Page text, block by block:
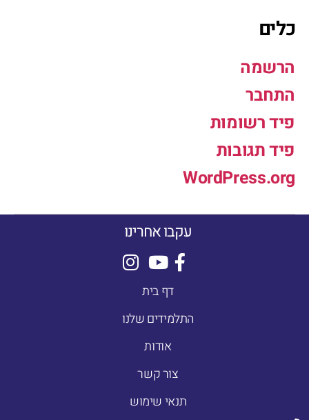
כלים
הרשמה
התחבר
פיד רשומות
פיד תגובות
WordPress.org
דף בית
התלמידים שלנו
אודות
צור קשר
תנאי שימוש
עקבו אחרינו